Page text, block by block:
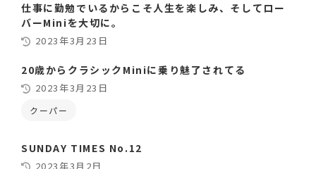
仕事に勤勉でいるからこそ人生を楽しみ、そしてロー
バーMiniを大切に。
2023年3月23日
20歳からクラシックMiniに乗り魅了されてる
2023年3月23日
クーパー
SUNDAY TIMES No.12
2023年3月2日